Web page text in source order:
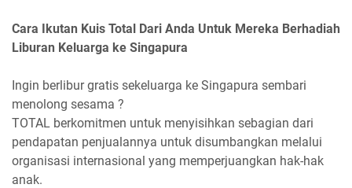
Cara Ikutan Kuis Total Dari Anda Untuk Mereka Berhadiah
Liburan Keluarga ke Singapura
Ingin berlibur gratis sekeluarga ke Singapura sembari
menolong sesama ?
TOTAL berkomitmen untuk menyisihkan sebagian dari
pendapatan penjualannya untuk disumbangkan melalui
organisasi internasional yang memperjuangkan hak-hak
anak.